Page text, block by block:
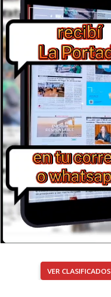
VER CLASIFICADOS